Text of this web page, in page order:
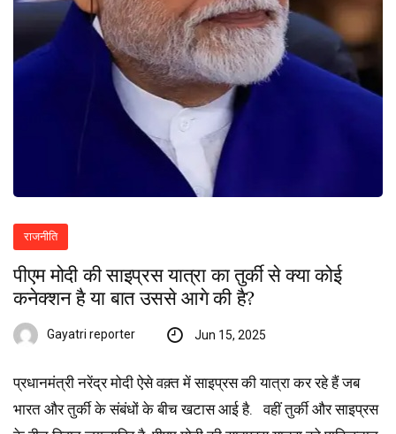
राजनीति
पीएम मोदी की साइप्रस यात्रा का तुर्की से क्या कोई
कनेक्शन है या बात उससे आगे की है?
Gayatri reporter Jun 15, 2025
प्रधानमंत्री नरेंद्र मोदी ऐसे वक़्त में साइप्रस की यात्रा कर रहे हैं जब
भारत और तुर्की के संबंधों के बीच खटास आई है. वहीं तुर्की और साइप्रस